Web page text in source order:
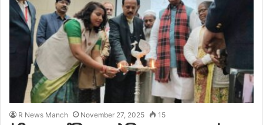
R News Manch November 27, 2025 15